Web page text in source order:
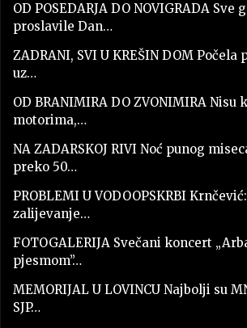
OD POSEDARJA DO NOVIGRADA Sve
proslavile Dan…
ZADRANI, SVI U KREŠIN DOM
uz…
OD BRANIMIRA DO ZVONIMIRA Nisu
motorima,…
NA ZADARSKOJ RIVI Noć punog
preko 50…
PROBLEMI U VODOOPSKRBI
zalijevanje…
FOTOGALERIJA Svečani koncert
pjesmom”…
MEMORIJAL U LOVINCU Najbolji su
SJP…